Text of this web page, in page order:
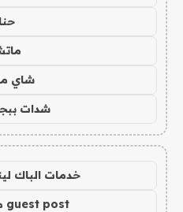
حنا
شاي
شدات
خدمات الباك
guest post مقال ضيف